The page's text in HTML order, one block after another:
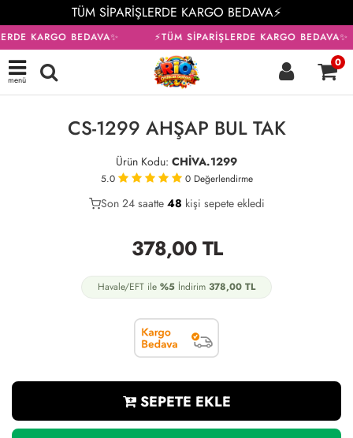
TÜM SİPARİŞLERDE KARGO BEDAVA⚡
KARGO BEDAVA✨ ⚡TÜM SİPARİŞLERDE KARGO BEDAVA✨
menü
0
CS-1299 AHŞAP BUL TAK
Ürün Kodu: CHİVA.1299
5.0 0 Değerlendirme
40
Son 24 saatte 48 kişi sepete ekledi
16
378,00TL
Havale/EFT ile %5 İndirim 378,00 TL
SEPETE EKLE